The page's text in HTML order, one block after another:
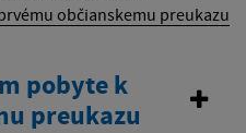
občianskemu preukazu
pobyte k
preukazu